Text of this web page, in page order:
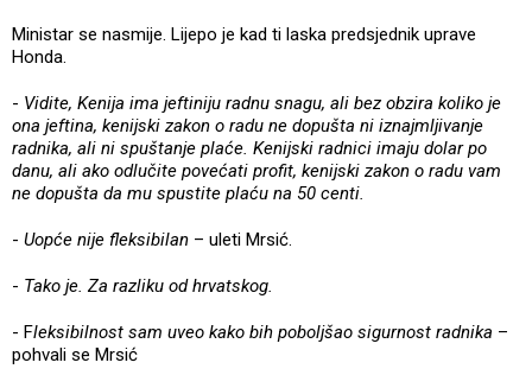
Ministar se nasmije. Lijepo je kad ti laska predsjednik uprave
Honda.
- Vidite, Kenija ima jeftiniju radnu snagu, ali bez obzira koliko je
ona jeftina, kenijski zakon o radu ne dopušta ni iznajmljivanje
radnika, ali ni spuštanje plaće. Kenijski radnici imaju dolar po
danu, ali ako odlučite povećati profit, kenijski zakon o radu vam
ne dopušta da mu spustite plaću na 50 centi.
- Uopće nije fleksibilan – uleti Mrsić.
- Tako je. Za razliku od hrvatskog.
- Fleksibilnost sam uveo kako bih poboljšao sigurnost radnika –
pohvali se Mrsić